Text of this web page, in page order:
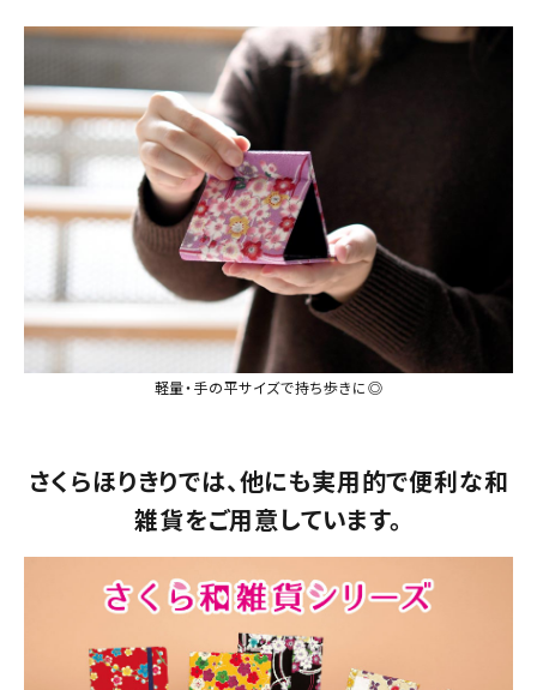
軽量・手の平サイズで持ち歩きに◎
さくらほりきりでは、他にも実用的で便利な和
雑貨をご用意しています。